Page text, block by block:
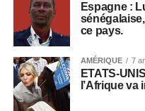
Espagne :
ce pays.
AMÉRIQUE 7
ETATS-
l’Afrique